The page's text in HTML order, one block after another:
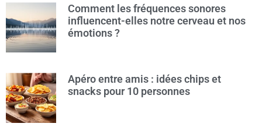
Comment les fréquences sonores
influencent-elles notre cerveau et nos
émotions ?
Apéro entre amis : idées chips et
snacks pour 10 personnes